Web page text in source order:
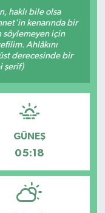
haklı bile olsa
kenarında bir
söylemeyen için
Ahlâkını
derecesinde bir
şerif)
GÜNEŞ
05:18